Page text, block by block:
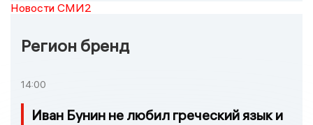
Новости СМИ2
Регион бренд
14:00
Иван Бунин не любил греческий язык и